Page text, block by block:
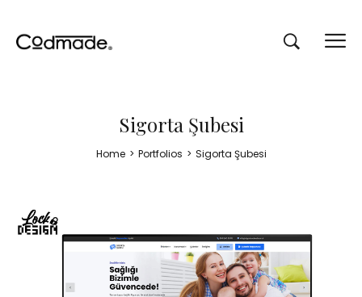
Sigorta Şubesi
Home > Portfolios > Sigorta Şubesi